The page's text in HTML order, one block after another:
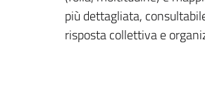
più dettagliata,
risposta collettiva e